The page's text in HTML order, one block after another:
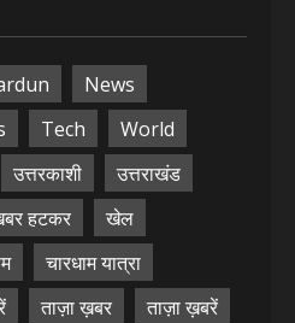
News
Tech
World
उत्तरकाशी
उत्तराखंड
हटकर
खेल
चारधाम यात्रा
ताज़ा ख़बर
ताज़ा ख़बरें